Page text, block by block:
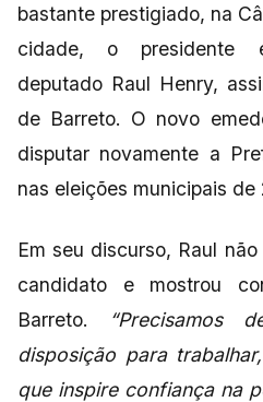
bastante prestigiado, na
cidade, o presidente
deputado Raul Henry,
de Barreto. O novo
disputar novamente a
nas eleições municipais de
Em seu discurso, Raul
candidato e mostrou
Barreto. “Precisamos
disposição para
que inspire confiança na